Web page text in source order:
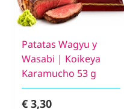
Patatas Wagyu y
Wasabi | Koikeya
Karamucho 53 g
€ 3,30